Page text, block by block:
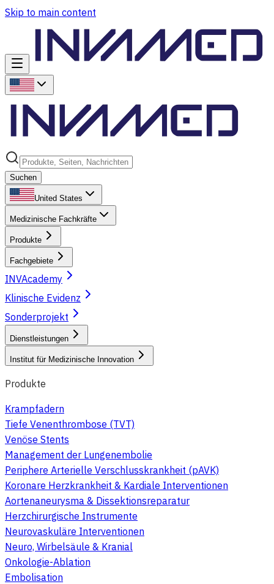
Skip to main content
Suchen
United States
Medizinische Fachkräfte
Produkte
Fachgebiete
INVAcademy
Klinische Evidenz
Sonderprojekt
Dienstleistungen
Institut für Medizinische Innovation
Produkte
Krampfadern
Tiefe Venenthrombose (TVT)
Venöse Stents
Management der Lungenembolie
Periphere Arterielle Verschlusskrankheit (pAVK)
Koronare Herzkrankheit & Kardiale Interventionen
Aortenaneurysma & Dissektionsreparatur
Herzchirurgische Instrumente
Neurovaskuläre Interventionen
Neuro, Wirbelsäule & Kranial
Onkologie-Ablation
Embolisation